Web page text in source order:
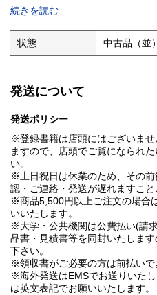
続きを読む
状態 中古品（並）
発送について
発送ポリシー
※登録書籍は店頭にはございま
ますので、店頭でご覧になられ
い。
※土日祝日は休業のため、その
認・ご連絡・発送が遅れますこと
※商品5,500円以上ご注文の場合
いいたします。
※大学・公共機関は公費払い(請
品書・見積書等を同封いたしま
下さい。
※領収書がご必要の方は前払いで
※海外発送はEMSでお送りいた
は英文表記でお願いいたします。